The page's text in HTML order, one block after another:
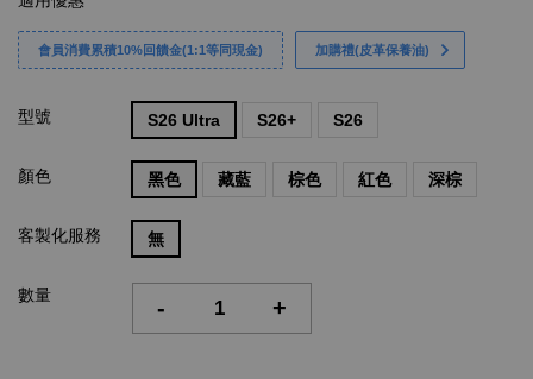
會員消費累積10%回饋金(1:1等同現金) 加購禮(皮革保養油)
型號 S26 Ultra S26+ S26
顏色 黑色 藏藍 棕色 紅色 深棕
客製化服務 無
數量 - +